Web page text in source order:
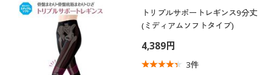
トリプルサポートレギンス9分丈
(ミディアムソフトタイプ)
4,389円
3件